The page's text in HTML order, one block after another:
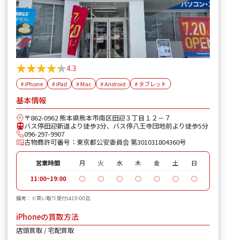
★★★★★
★★★★★4.3
# iPhone # iPad # Mac # Android # タブレット
基本情報
〒862-0962 熊本県熊本市南区田迎３丁目１２－７
バス停田迎新道より徒歩3分、バス停八王寺団地前より徒歩5分
096-297-9907
古物商許可番号：東京都公安委員会 第301031804360号
営業時間 月 火 水 木 金 土
日
11:00~19:00
◯ ◯ ◯ ◯ ◯ ◯ ◯
備考：※買い取り受付は19:00迄
iPhoneの買取方法
店頭買取 / 宅配買取